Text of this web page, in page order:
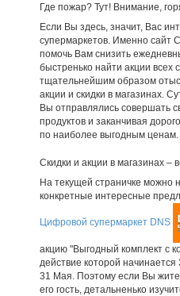
Где пожар? Тут! Внимание,
Если Вы здесь, значит, Вас
супермаркетов. Именно сайт
помочь Вам снизить
быстренько найти акции всех
тщательнейшим образом
акции и скидки в магазинах.
Вы отправлялись совершать
продуктов и заканчивая
по наиболее выгодным ценам.
Скидки и акции в магазинах –
На текущей страничке можно
конкретные интересные
Цифровой супермаркет DNS
акцию "Выгодный комплект с
действие которой
31 Мая. Поэтому если Вы
его гость, детальненько